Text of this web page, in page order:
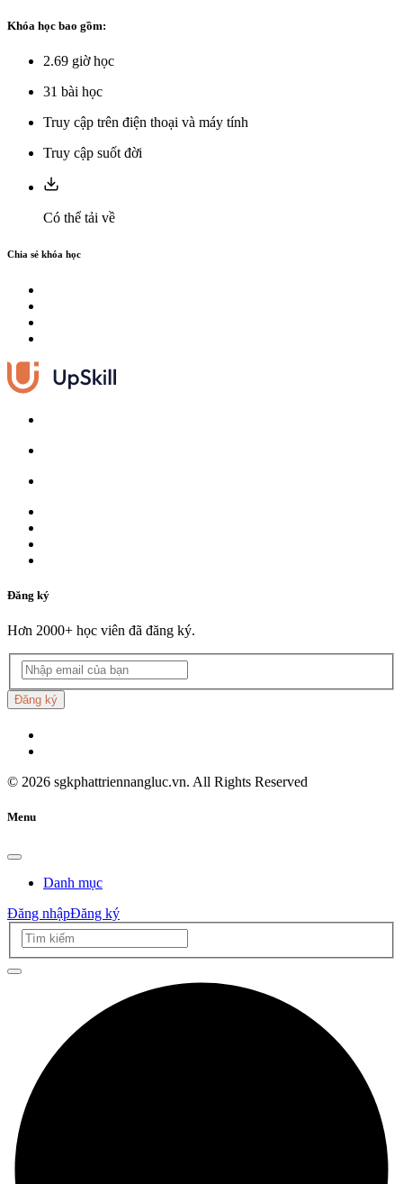
Khóa học bao gồm:
2.69 giờ học
31 bài học
Truy cập trên điện thoại và máy tính
Truy cập suốt đời
Có thể tải về
Chia sẻ khóa học
Đăng ký
Hơn 2000+ học viên đã đăng ký.
Đăng ký
© 2026 sgkphattriennangluc.vn. All Rights Reserved
Menu
Danh mục
Đăng nhậpĐăng ký